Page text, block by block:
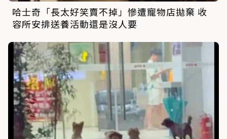
哈士奇「長太好笑賣不掉」慘遭寵物店拋棄 收
容所安排送養活動還是沒人要